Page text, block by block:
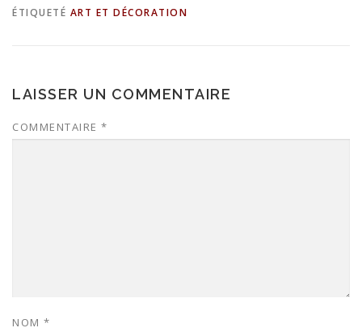
ÉTIQUETÉ ART ET DÉCORATION
LAISSER UN COMMENTAIRE
COMMENTAIRE *
NOM *